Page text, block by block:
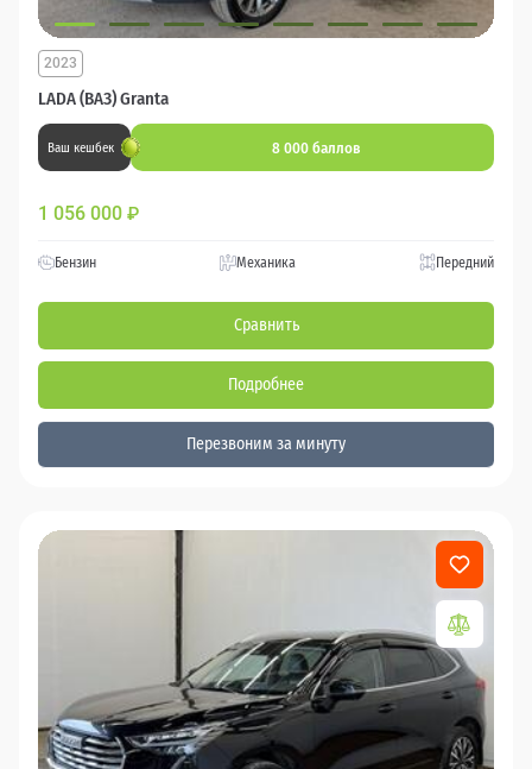
LADA (ВАЗ) Granta
2023
Ваш кешбек 8 000 баллов
1 056 000 ₽
Бензин Механика Передний
Сравнить
Подробнее
Перезвоним за минуту